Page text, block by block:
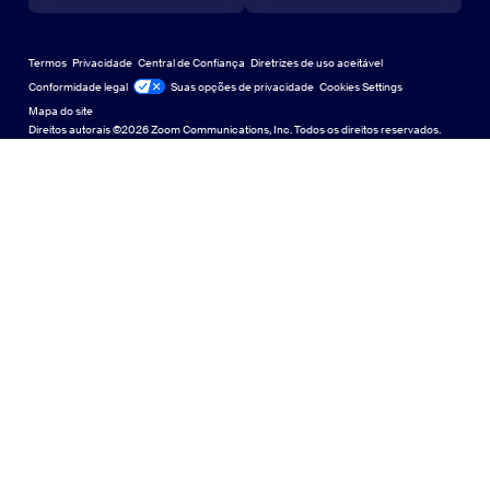
Central de experiência do ZoomCentral de experiência do Zoom
Zoom for Startups
Zoom for Startups
Centro de AprendizagemCentral de aprendizagem
Biblioteca de conteúdo técnicoBiblioteca de conteúdo técnico
Feedback
Español
Direitos autorais ©2026 Zoom Communications, Inc. Todos os direitos reservados.
Termos Privacidade Central de Confiança Diretrizes de uso aceitável
Conformidade legal
Jurídico e Conformidade Suas opções de privacidade Cookies Settings
Mapa do site
Mapa do site